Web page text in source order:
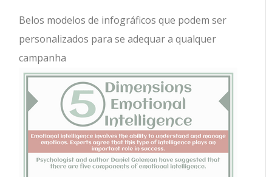
Belos modelos de infográficos que podem ser
personalizados para se adequar a qualquer
campanha